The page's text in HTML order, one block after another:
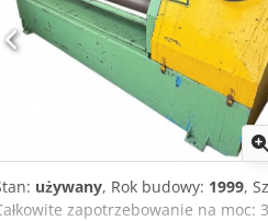
używany, Rok budowy: 1999,
zapotrzebowanie na moc: